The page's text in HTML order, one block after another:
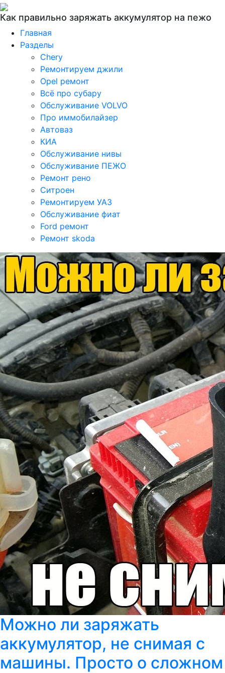
Как правильно заряжать аккумулятор на пежо
Главная
Разделы
Chery
Ремонтируем джили
Opel ремонт
Всё про субару
Обслуживание VOLVO
Про иммобилайзер
Автоваз
КИА
Обслуживание нивы
Обслуживание ПЕЖО
Ремонт рено
Ситроен
Ремонтируем УАЗ
Обслуживание фиат
Ford ремонт
Ремонт skoda
Можно ли заряжать
аккумулятор, не снимая с
машины. Просто о сложном